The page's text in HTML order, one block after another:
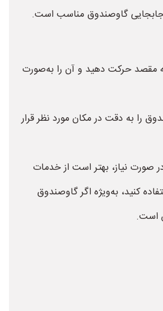
جابجایی گاوصندوق مناسب است.
مقصد حرکت دهید و آن را به‌صورت
را به دقت در مکان مورد نظر قرار
صورت نیاز، بهتر است از خدمات
کنید، به‌ویژه اگر گاوصندوق
است.